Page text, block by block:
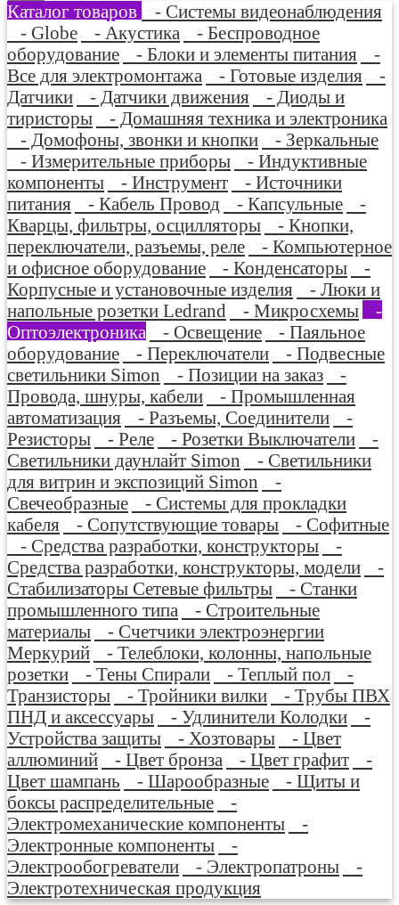
Каталог товаров
- Системы видеонаблюдения
- Globe
- Акустика
- Беспроводное
оборудование
- Блоки и элементы питания
-
Все для электромонтажа
- Готовые изделия
-
Датчики
- Датчики движения
- Диоды и
тиристоры
- Домашняя техника и электроника
- Домофоны, звонки и кнопки
- Зеркальные
- Измерительные приборы
- Индуктивные
компоненты
- Инструмент
- Источники
питания
- Кабель Провод - Капсульные
-
Кварцы, фильтры, осцилляторы
- Кнопки,
переключатели, разъемы, реле
- Компьютерное
и офисное оборудование
- Конденсаторы
-
Корпусные и установочные изделия
- Люки и
напольные розетки Ledrand
- Микросхемы
-
Оптоэлектроника
- Освещение
- Паяльное
оборудование
- Переключатели
- Подвесные
светильники Simon
- Позиции на заказ
-
Провода, шнуры, кабели
- Промышленная
автоматизация
- Разъемы, Соединители
-
Резисторы
- Реле - Розетки Выключатели
-
Светильники даунлайт Simon
- Светильники
для витрин и экспозиций Simon
-
Свечеобразные
- Системы для прокладки
кабеля
- Сопутствующие товары
- Софитные
- Средства разработки, конструкторы
-
Средства разработки, конструкторы, модели
-
Стабилизаторы Сетевые фильтры
- Станки
промышленного типа
- Строительные
материалы
- Счетчики электроэнергии
Меркурий
- Телеблоки, колонны, напольные
розетки
- Тены Спирали - Теплый пол
-
Транзисторы
- Тройники вилки
- Трубы ПВХ
ПНД и аксессуары
- Удлинители Колодки
-
Устройства защиты
- Хозтовары
- Цвет
аллюминий
- Цвет бронза - Цвет графит
-
Цвет шампань
- Шарообразные
- Щиты и
боксы распределительные
-
Электромеханические компоненты
-
Электронные компоненты
-
Электрообогреватели
- Электропатроны
-
Электротехническая продукция